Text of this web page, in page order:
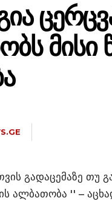
გადაცემაზე თუ
ალბათობა '' –